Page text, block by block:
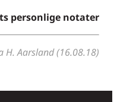
personlige notater
H. Aarsland (16.08.18)